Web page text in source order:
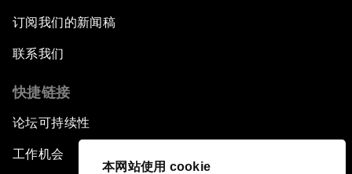
本网站使用 cookie
订阅我们的新闻稿
联系我们
快捷链接
论坛可持续性
工作机会